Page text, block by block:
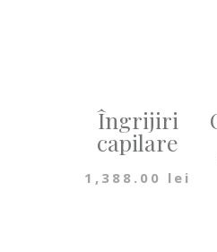
Îngrijiri
capilare
1,388.00 lei